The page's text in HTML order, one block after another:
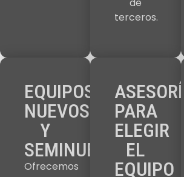
terceros.
EQUIPOS
NUEVOS
Y
SEMINUEVOS
Ofrecemos
ASESORÍA
PARA
ELEGIR
EL
EQUIPO